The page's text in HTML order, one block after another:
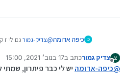
כ כיפה אדומה@צדיק-גמורגם לי ז
צ
מנותק
צדיק גמורכתב ב17 בנוב׳ 2021, 15:00
נערך לאחרונה על ידי
@כיפה-אדומה יש לי כבר פיתרון,